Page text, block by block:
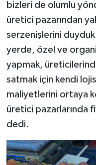
bizleri de olumlu
üretici pazarından
serzenişlerini
yerde, özel ve
yapmak,
satmak için kendi
maliyetlerini ortaya
üretici pazarlarında
dedi.